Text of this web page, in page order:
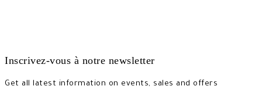
Inscrivez-vous à notre newsletter
Get all latest information on events, sales and offers